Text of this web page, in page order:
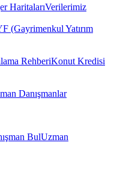
HaritalarıVerilerimiz
(Gayrimenkul Yatırım
RehberiKonut Kredisi
Danışmanlar
BulUzman